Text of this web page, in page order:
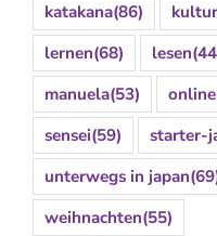
katakana(86) kultur
lernen(68) lesen
manuela(53) online
sensei(59) starter-
unterwegs in japan
weihnachten(55)